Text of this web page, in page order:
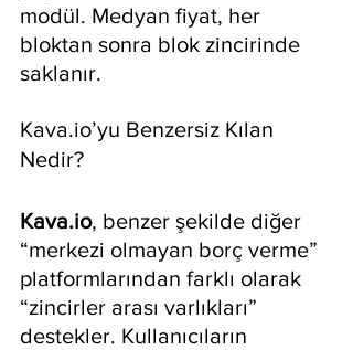
modül. Medyan fiyat, her
bloktan sonra blok zincirinde
saklanır.
Kava.io’yu Benzersiz Kılan
Nedir?
Kava.io, benzer şekilde diğer
“merkezi olmayan borç verme”
platformlarından farklı olarak
“zincirler arası varlıkları”
destekler. Kullanıcıların